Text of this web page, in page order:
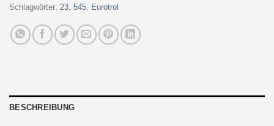
Schlagwörter: 23, 545, Eurotrol
BESCHREIBUNG